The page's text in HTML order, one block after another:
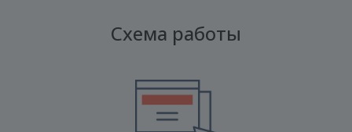
Схема работы